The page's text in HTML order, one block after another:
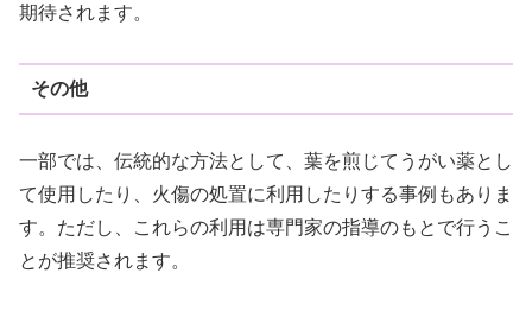
期待されます。
その他
一部では、伝統的な方法として、葉を煎じてうがい薬とし
て使用したり、火傷の処置に利用したりする事例もありま
す。ただし、これらの利用は専門家の指導のもとで行うこ
とが推奨されます。